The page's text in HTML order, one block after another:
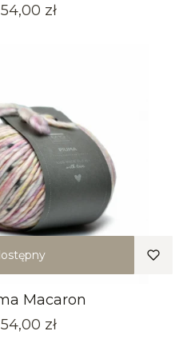
Cena
54,00 zł
Macaron
Cena
54,00 zł